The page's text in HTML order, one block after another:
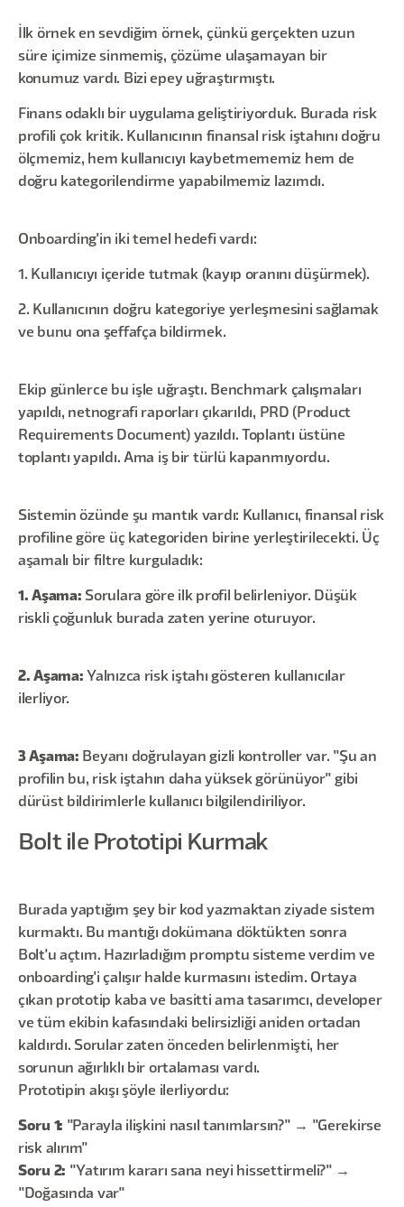
İlk örnek en sevdiğim örnek, çünkü gerçekten uzun
süre içimize sinmemiş, çözüme ulaşamayan bir
konumuz vardı. Bizi epey uğraştırmıştı.
Finans odaklı bir uygulama geliştiriyorduk. Burada risk
profili çok kritik. Kullanıcının finansal risk iştahını doğru
ölçmemiz, hem kullanıcıyı kaybetmememiz hem de
doğru kategorilendirme yapabilmemiz lazımdı.
Onboarding'in iki temel hedefi vardı:
1. Kullanıcıyı içeride tutmak (kayıp oranını düşürmek).
2. Kullanıcının doğru kategoriye yerleşmesini sağlamak
ve bunu ona şeffafça bildirmek.
Ekip günlerce bu işle uğraştı. Benchmark çalışmaları
yapıldı, netnografi raporları çıkarıldı, PRD (Product
Requirements Document) yazıldı. Toplantı üstüne
toplantı yapıldı. Ama iş bir türlü kapanmıyordu.
Sistemin özünde şu mantık vardı: Kullanıcı, finansal risk
profiline göre üç kategoriden birine yerleştirilecekti. Üç
aşamalı bir filtre kurguladık:
1. Aşama: Sorulara göre ilk profil belirleniyor. Düşük
riskli çoğunluk burada zaten yerine oturuyor.
2. Aşama: Yalnızca risk iştahı gösteren kullanıcılar
ilerliyor.
3 Aşama: Beyanı doğrulayan gizli kontroller var. "Şu an
profilin bu, risk iştahın daha yüksek görünüyor" gibi
dürüst bildirimlerle kullanıcı bilgilendiriliyor.
Bolt ile Prototipi Kurmak
Burada yaptığım şey bir kod yazmaktan ziyade sistem
kurmaktı. Bu mantığı dokümana döktükten sonra
Bolt'u açtım. Hazırladığım promptu sisteme verdim ve
onboarding'i çalışır halde kurmasını istedim. Ortaya
çıkan prototip kaba ve basitti ama tasarımcı, developer
ve tüm ekibin kafasındaki belirsizliği aniden ortadan
kaldırdı. Sorular zaten önceden belirlenmişti, her
sorunun ağırlıklı bir ortalaması vardı.
Prototipin akışı şöyle ilerliyordu:
Soru 1: "Parayla ilişkini nasıl tanımlarsın?" → "Gerekirse
risk alırım"
Soru 2: "Yatırım kararı sana neyi hissettirmeli?" →
"Doğasında var"